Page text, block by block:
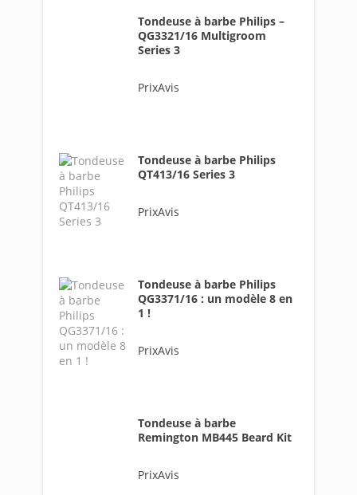
Tondeuse à barbe Philips –
QG3321/16 Multigroom
Series 3
PrixAvis
Tondeuse à barbe Philips
QT413/16 Series 3
PrixAvis
Tondeuse à barbe Philips
QG3371/16 : un modèle 8 en
1 !
PrixAvis
Tondeuse à barbe
Remington MB445 Beard Kit
PrixAvis